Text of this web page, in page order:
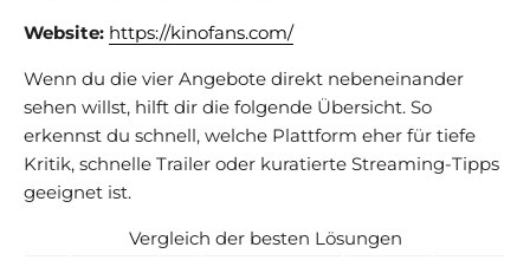
Website: https://kinofans.com/
Wenn du die vier Angebote direkt nebeneinander
sehen willst, hilft dir die folgende Übersicht. So
erkennst du schnell, welche Plattform eher für tiefe
Kritik, schnelle Trailer oder kuratierte Streaming-Tipps
geeignet ist.
Vergleich der besten Lösungen